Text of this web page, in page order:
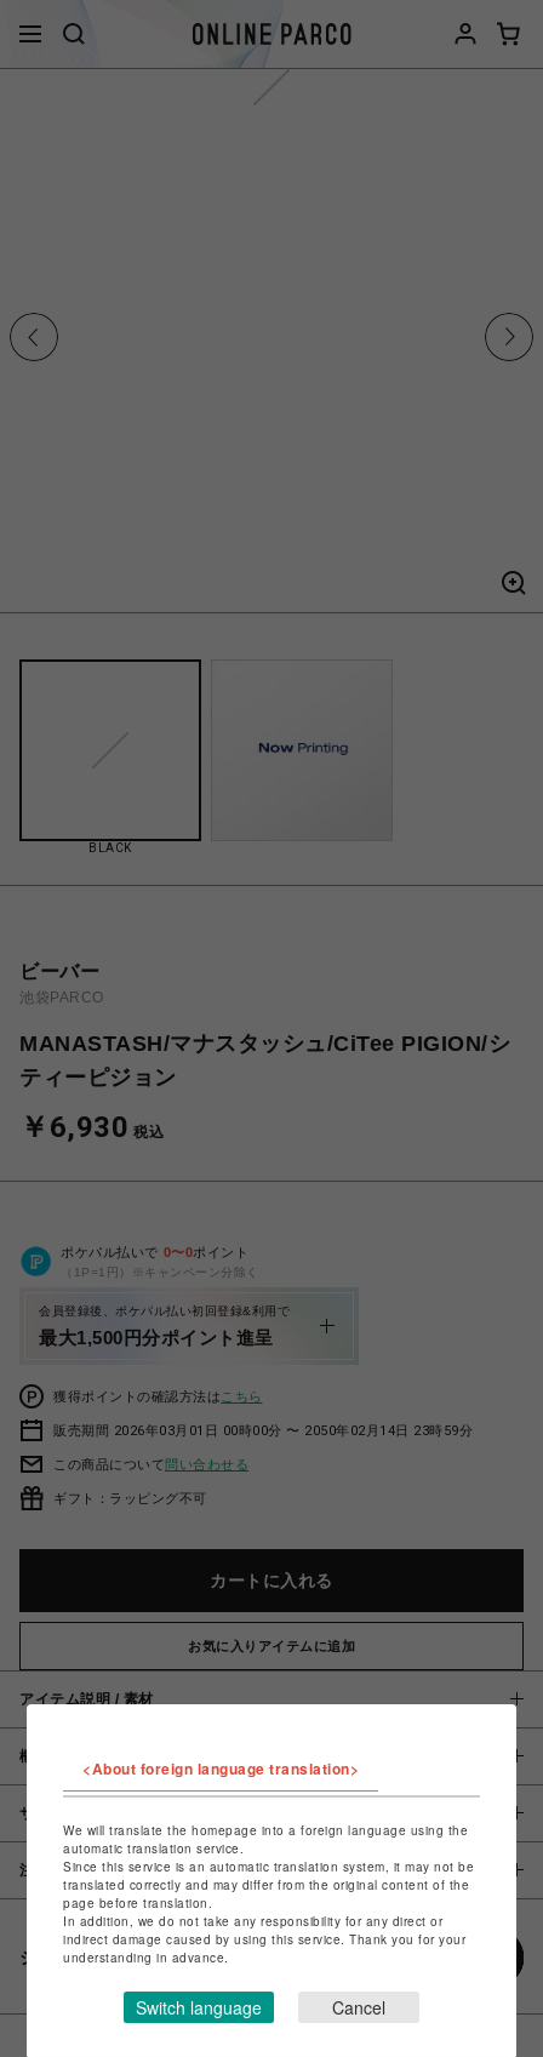
BLACK
ビーバー
池袋PARCO
MANASTASH/マナスタッシュ/CiTee PIGION/シ
ティーピジョン
￥6,930 税込
ポケパル払いで 0〜0ポイント
（1P=1円）※キャンペーン分除く
会員登録後、ポケパル払い初回登録&利用で
最大1,500円分ポイント進呈
獲得ポイントの確認方法は こちら
販売期間 2026年03月01日 00時00分 〜 2050年02月14日 23時59分
この商品について問い合わせる
ギフト：ラッピング不可
カートに入れる
お気に入りアイテムに追加
アイテム説明 / 素材
概要
サイズ
注意事項
シェアする
<About foreign language translation>
We will translate the homepage into a foreign language using the
automatic translation service.
Since this service is an automatic translation system, it may not be
translated correctly and may differ from the original content of the
page before translation.
In addition, we do not take any responsibility for any direct or
indirect damage caused by using this service. Thank you for your
understanding in advance.
Switch language Cancel